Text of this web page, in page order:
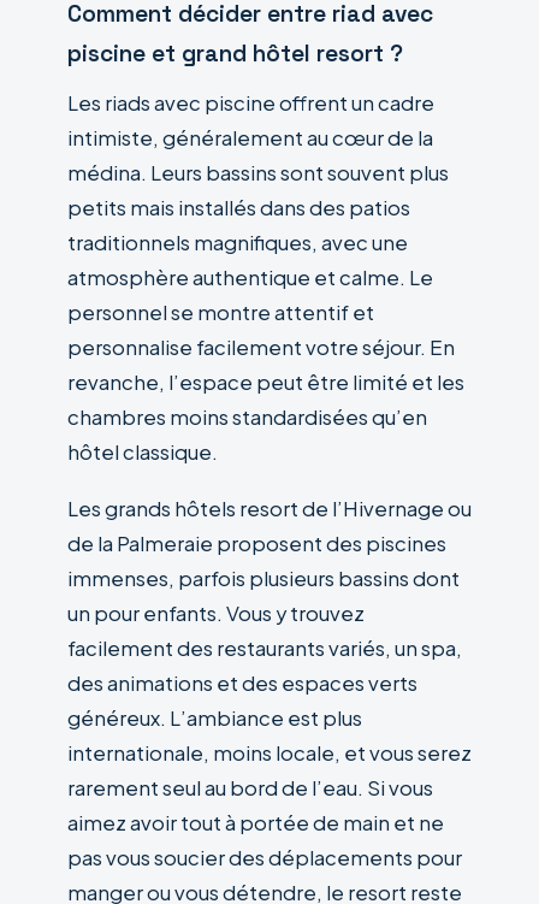
Comment décider entre riad avec
piscine et grand hôtel resort ?
Les riads avec piscine offrent un cadre
intimiste, généralement au cœur de la
médina. Leurs bassins sont souvent plus
petits mais installés dans des patios
traditionnels magnifiques, avec une
atmosphère authentique et calme. Le
personnel se montre attentif et
personnalise facilement votre séjour. En
revanche, l’espace peut être limité et les
chambres moins standardisées qu’en
hôtel classique.
Les grands hôtels resort de l’Hivernage ou
de la Palmeraie proposent des piscines
immenses, parfois plusieurs bassins dont
un pour enfants. Vous y trouvez
facilement des restaurants variés, un spa,
des animations et des espaces verts
généreux. L’ambiance est plus
internationale, moins locale, et vous serez
rarement seul au bord de l’eau. Si vous
aimez avoir tout à portée de main et ne
pas vous soucier des déplacements pour
manger ou vous détendre, le resort reste